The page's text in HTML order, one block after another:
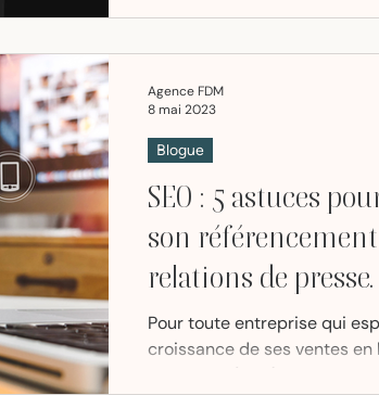
SEO : 5 astuces
son
relations de presse.
Pour toute entreprise qui
croissance de ses ventes
Blogue
Agence FDM
8 mai 2023